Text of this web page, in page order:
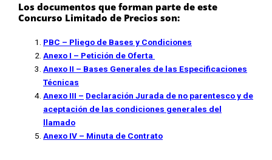
Los documentos que forman parte de este
Concurso Limitado de Precios son:
PBC – Pliego de Bases y Condiciones
Anexo I – Petición de Oferta
Anexo II – Bases Generales de las Especificaciones
Técnicas
Anexo III – Declaración Jurada de no parentesco y de
aceptación de las condiciones generales del
llamado
Anexo IV – Minuta de Contrato